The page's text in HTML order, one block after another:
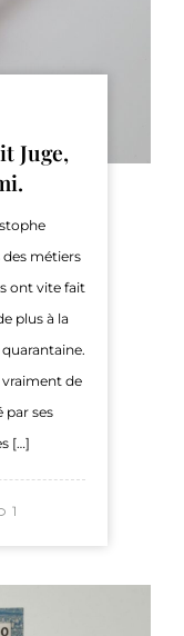
Juge,
des métiers
ont vite fait
plus à la
vraiment de
par ses
[…]
1